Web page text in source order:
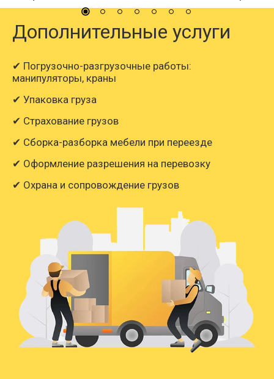
Дополнительные услуги
✔ Погрузочно-разгрузочные работы:
манипуляторы, краны
✔ Упаковка груза
✔ Страхование грузов
✔ Сборка-разборка мебели при переезде
✔ Оформление разрешения на перевозку
✔ Охрана и сопровождение грузов